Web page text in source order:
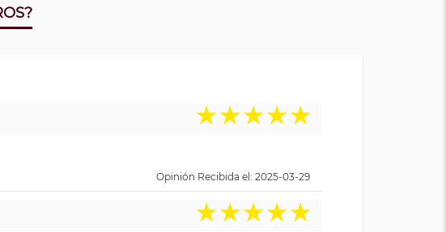
★★★★★
Opinión Recibida el: 2025-03-29
★★★★★